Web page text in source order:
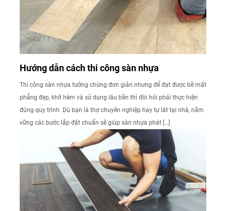
Hướng dẫn cách thi công sàn nhựa
Thi công sàn nhựa tưởng chừng đơn giản nhưng để đạt được bề mặt
phẳng đẹp, khít hèm và sử dụng lâu bền thì đòi hỏi phải thực hiện
đúng quy trình. Dù bạn là thợ chuyên nghiệp hay tự lát tại nhà, nắm
vững các bước lắp đặt chuẩn sẽ giúp sàn nhựa phát […]